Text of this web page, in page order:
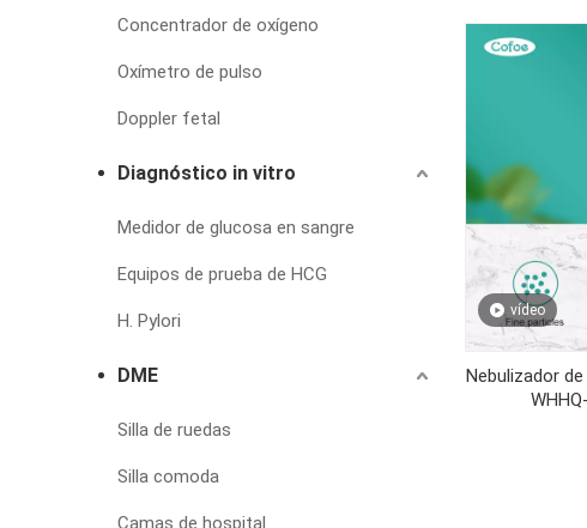
Concentrador de oxígeno
Oxímetro de pulso
Doppler fetal
Diagnóstico in vitro
Medidor de glucosa en sangre
Equipos de prueba de HCG
H. Pylori
DME
Silla de ruedas
Silla comoda
Camas de hospital
vídeo
Nebulizador